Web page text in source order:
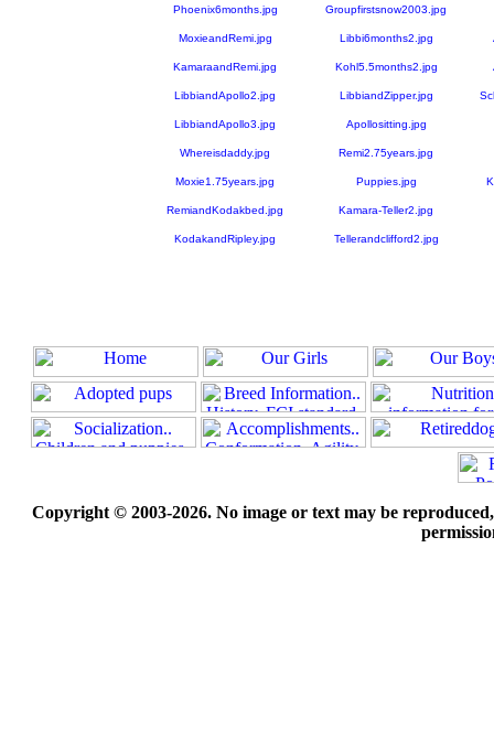
Phoenix6months.jpg Groupfirstsnow2003.jpg
MoxieandRemi.jpg Libbi6months2.jpg
KamaraandRemi.jpg Kohl5.5months2.jpg
LibbiandApollo2.jpg LibbiandZipper.jpg
LibbiandApollo3.jpg Apollositting.jpg
Whereisdaddy.jpg Remi2.75years.jpg
Moxie1.75years.jpg Puppies.jpg
RemiandKodakbed.jpg Kamara-Teller2.jpg
KodakandRipley.jpg Tellerandclifford2.jpg
Copyright © 2003-2026. No image or text may be